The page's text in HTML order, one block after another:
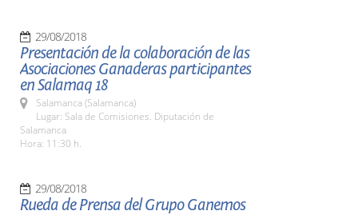
29/08/2018
Presentación de la colaboración de las
Asociaciones Ganaderas participantes
en Salamaq 18
Salamanca (Salamanca)
Lugar: Sala de Comisiones. Diputación de
Salamanca
Hora: 11:30 h.
29/08/2018
Rueda de Prensa del Grupo Ganemos